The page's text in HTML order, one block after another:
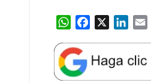
W
a
t
s
e
b
k
e
l